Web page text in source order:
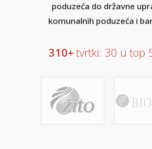
poduzeća do državne
komunalnih poduzeća i
310+tvrtki. 30 u top